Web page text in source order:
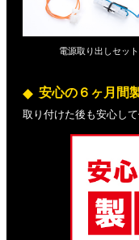
電源取り出しセット
安心の６ヶ月間
取り付けた後も安心し